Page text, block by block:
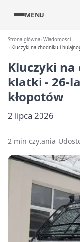
MENU
Strona główna Wiadomości
Kluczyki na chodniku i
Kluczyki
klatki - 26-
kłopotów
2 lipca 2026
2 min czytania